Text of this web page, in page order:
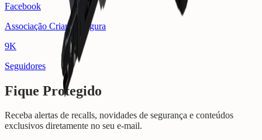
Facebook
Associação Criança Segura
9K
Seguidores
Fique Protegido
Receba alertas de recalls, novidades de segurança e conteúdos
exclusivos diretamente no seu e-mail.